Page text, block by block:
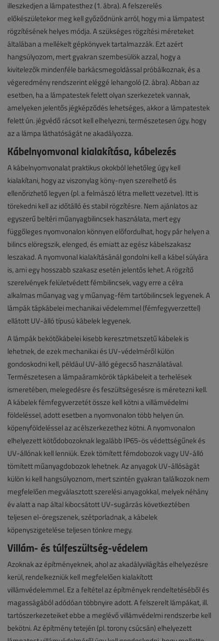
illeszkedjen a lámpatesthez (1. ábra). A felszerelés
előkészületekor meg kell győződnünk arról, hogy mi a lámpatest
rögzítésének helyes módja. A szükséges rögzítési méreteket
általában a mellékelt gépkönyvek tartalmazzák. Ezt azért
hangsúlyozom, mert gyakran szembesülök azzal, hogy a
kivitelezők mindenféle barkácsmegoldással próbálkoznak, és a
végeredmény rendszerint eléggé lehangoló (2. ábra). Abban az
esetben, ha a lámpatestek felett olyan szerkezetek vannak,
amelyeken jelentős jégképződés lehetséges, akkor a lámpatestek
felett ún. jégvédő rácsot kell elhelyezni, természetesen úgy. hogy
az a lámpa láthatóságát ne akadályozza.
Kábelnyomvonal kialakítása, kábelezés
A kábelnyomvonalat praktikus okokból lehetőleg úgy kell
kialakítani, hogy az viszonylag köny-nyen szerelhető és
ellenőrizhető legyen (pl. a felmászó létra mellett vezetve). Itt is
törekedni kell az időtálló és stabil rögzítésre. Nem ajánlatos az
egyszerű beltéri műanyagbilincsek használata, mert egy
függőleges nyomvonalon könnyen előfordulhat, hogy pár helyen a
bilincs elöregszik, elenged, és emiatt az egész kábelszakasz
leszakad. A nyomvonal kialakításánál gondolni kell a kábel súlyára
is, ami egy hosszabb szakasz esetén jelentős lehet. A rögzítő
szerelvények felületvédett fémbilincsek, vagy erre a célra
alkalmas műanyag vag y műanyag-fém tartóbilincsek legyenek. A
lámpák tápkábelei mechanikai védelemmel (fémfegyverzettel)
ellátott UV-álló típusú kábelek legyenek.
A lámpák bekötőkábelei kisebb keresztmetszetű kábelek is
lehetnek, de ezek mechanikai és UV-védelméről külön
gondoskodni kell, például UV-álló gégecső használatával.
Természetesen a lámpaáramkörök tápkábeleit a terhelések
ismeretében, melegedésre és feszültségesésre is méretezni kell.
A kábelek fémfegyverzetét össze kell kötni a villámvédelmi
földeléssel, adott esetben a nyomvonalon több helyen ún.
köpenyföldeléssel az acélszerkezethez kötni. A nyomvonalon
elhelyezett kötődobozoknak legalább IP65-ös védettségűnek és
UV-állónak kell lenniük. Ezek tömített fémdobozok vagy UV-álló
tömített műanyagdobozok lehetnek. Az anyagok UV-állóságát
külön ki kell hangsúlyoznom, mert szintén gyakran találkozok nem
megfelelően megválasztott szerelési anyagokkal, melyek néhány
év alatt a nap által kibocsátott UV-sugárzás következtében
teljesen el-öregszenek, szétporladnak, a kábelek
köpenyszigetelése teljesen tönkre megy.
Villám- és túlfeszültség-védelem
Azoknak az építményeknek, ahol az akadályvilágítás elhelyezésre
kerül, rendelkezniük kell megfelelően kialakított
villámvédelemmel. Ez a feltétel az építmények rendeltetéséből és
magasságából adódóan többnyire adott. A felszerelt lámpákat, ill.
tartószerkezeteiket ebbe a meglévő villámvédelmi rendszerbe kell
bekötni. Az építmény tetején (pl. torony csúcsán) elhelyezett